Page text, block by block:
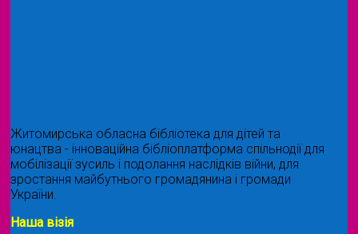
Житомирська обласна бібліотека для дітей та
юнацтва - інноваційна бібліоплатформа спільнодії для
мобілізації зусиль і подолання наслідків війни, для
зростання майбутнього громадянина і громади
України.
Наша візія